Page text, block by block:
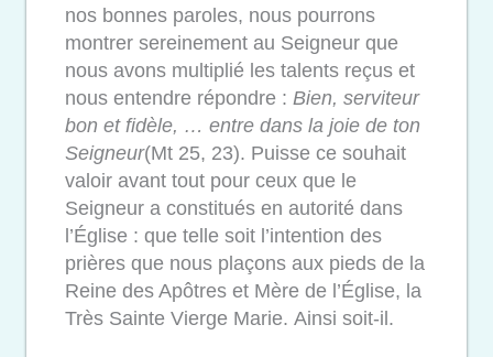
nos bonnes paroles, nous pourrons
montrer sereinement au Seigneur que
nous avons multiplié les talents reçus et
nous entendre répondre : Bien, serviteur
bon et fidèle, … entre dans la joie de ton
Seigneur(Mt 25, 23). Puisse ce souhait
valoir avant tout pour ceux que le
Seigneur a constitués en autorité dans
l’Église : que telle soit l’intention des
prières que nous plaçons aux pieds de la
Reine des Apôtres et Mère de l’Église, la
Très Sainte Vierge Marie. Ainsi soit-il.